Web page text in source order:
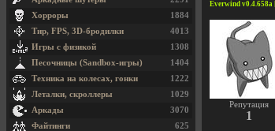
Everwind v0.4.658a
Репутация
1
1884
Хорроры
4013
Тир, FPS, 3D-бродилки
1308
Игры с физикой
1404
Песочницы (Sandbox-игры)
1222
Техника на колесах, гонки
1029
Леталки, скроллеры
3070
Аркады
625
Файтинги